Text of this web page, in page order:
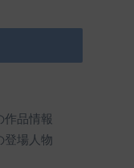
作品情報
登場人物